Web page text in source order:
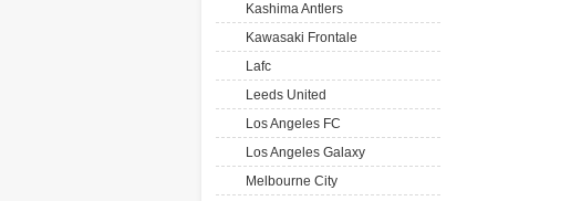
Kashima Antlers
Kawasaki Frontale
Lafc
Leeds United
Los Angeles FC
Los Angeles Galaxy
Melbourne City